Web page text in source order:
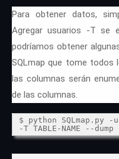
Para obtener datos,
Agregar usuarios -T se
podríamos obtener
SQLmap que tome todos
las columnas serán
de las columnas.
$ python SQLmap.py -u
-T TABLE-NAME --dump